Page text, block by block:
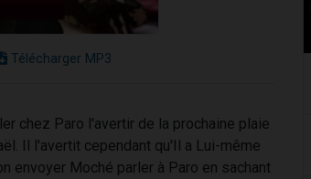
Télécharger MP3
chez Paro l'avertir de la prochaine plaie
Il l'avertit cependant qu'Il a Lui-même
envoyer Moché parler à Paro en sachant